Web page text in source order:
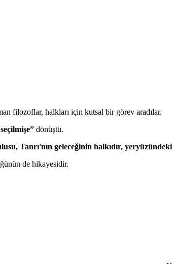
filozoflar, halkları için kutsal bir görev aradılar.
dönüştü.
Tanrı'nın geleceğinin halkıdır, yeryüzündeki
de hikayesidir.